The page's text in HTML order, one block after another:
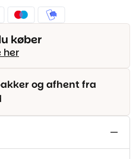
køber
her
og afhent fra